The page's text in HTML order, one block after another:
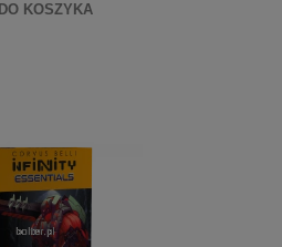
DO KOSZYKA